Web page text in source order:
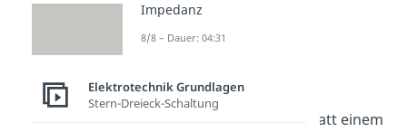
RL Hochpass
kommt statt einem
Impedanz
8/8 – Dauer: 04:31
Elektrotechnik Grundlagen
Stern-Dreieck-Schaltung